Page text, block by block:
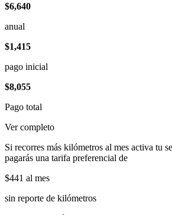
$6,640
anual
$1,415
pago inicial
$8,055
Pago total
Ver completo
Si recorres más kilómetros al mes activa tu
pagarás una tarifa preferencial de
$441 al mes
sin reporte de kilómetros